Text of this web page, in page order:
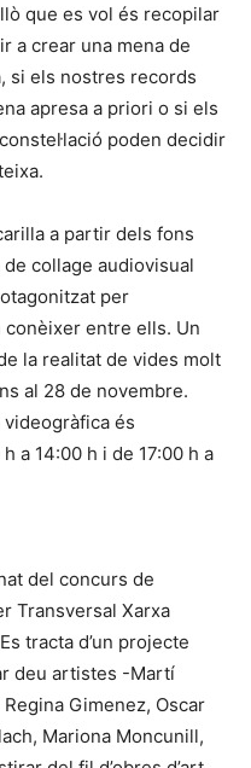
que es vol és recopilar
a crear una mena de
si els nostres records
apresa a priori o si els
poden decidir
a partir dels fons
collage audiovisual
per
conèixer entre ells. Un
la realitat de vides molt
al 28 de novembre.
videogràfica és
a 14:00 h i de 17:00 h a
del concurs de
Transversal Xarxa
tracta d’un projecte
deu artistes -Martí
Gimenez, Oscar
Mariona Moncunill,